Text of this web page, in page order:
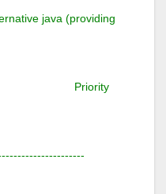
java (providing
Priority